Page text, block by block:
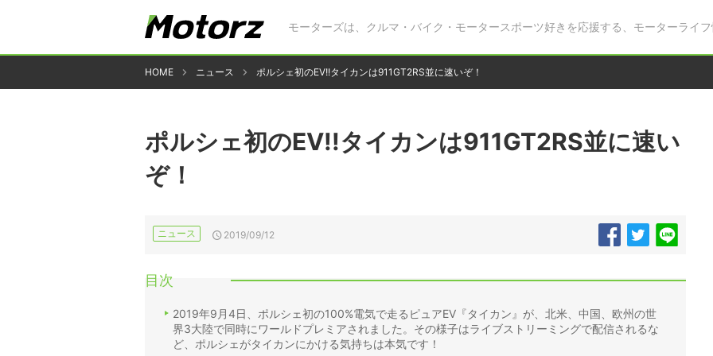
モーターズは、クルマ・バイク・モータースポーツ好きを応援する、モーターライフ
HOME ニュース ポルシェ初のEV!!タイカンは911GT2RS並に速いぞ！
ポルシェ初のEV!!タイカンは911GT2RS並に速い
ぞ！
ニュース 2019/09/12
目次
2019年9月4日、ポルシェ初の100%電気で走るピュアEV『タイカン』が、北米、中国、欧州の世
界3大陸で同時にワールドプレミアされました。その様子はライブストリーミングで配信されるな
ど、ポルシェがタイカンにかける気持ちは本気です！